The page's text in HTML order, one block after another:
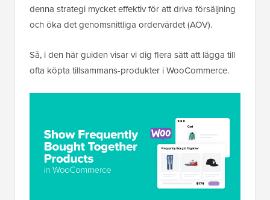
denna strategi mycket effektiv för att driva försäljning
och öka det genomsnittliga ordervärdet (AOV).
Så, i den här guiden visar vi dig flera sätt att lägga till
ofta köpta tillsammans-produkter i WooCommerce.